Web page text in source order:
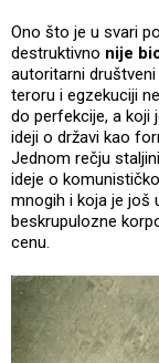
Ono što je u svari
destruktivno nije
autoritarni
teroru i egzekuciji
do perfekcije, a koji
ideji o državi kao
Jednom rečju
ideje o
mnogih i koja je još
beskrupulozne
cenu.